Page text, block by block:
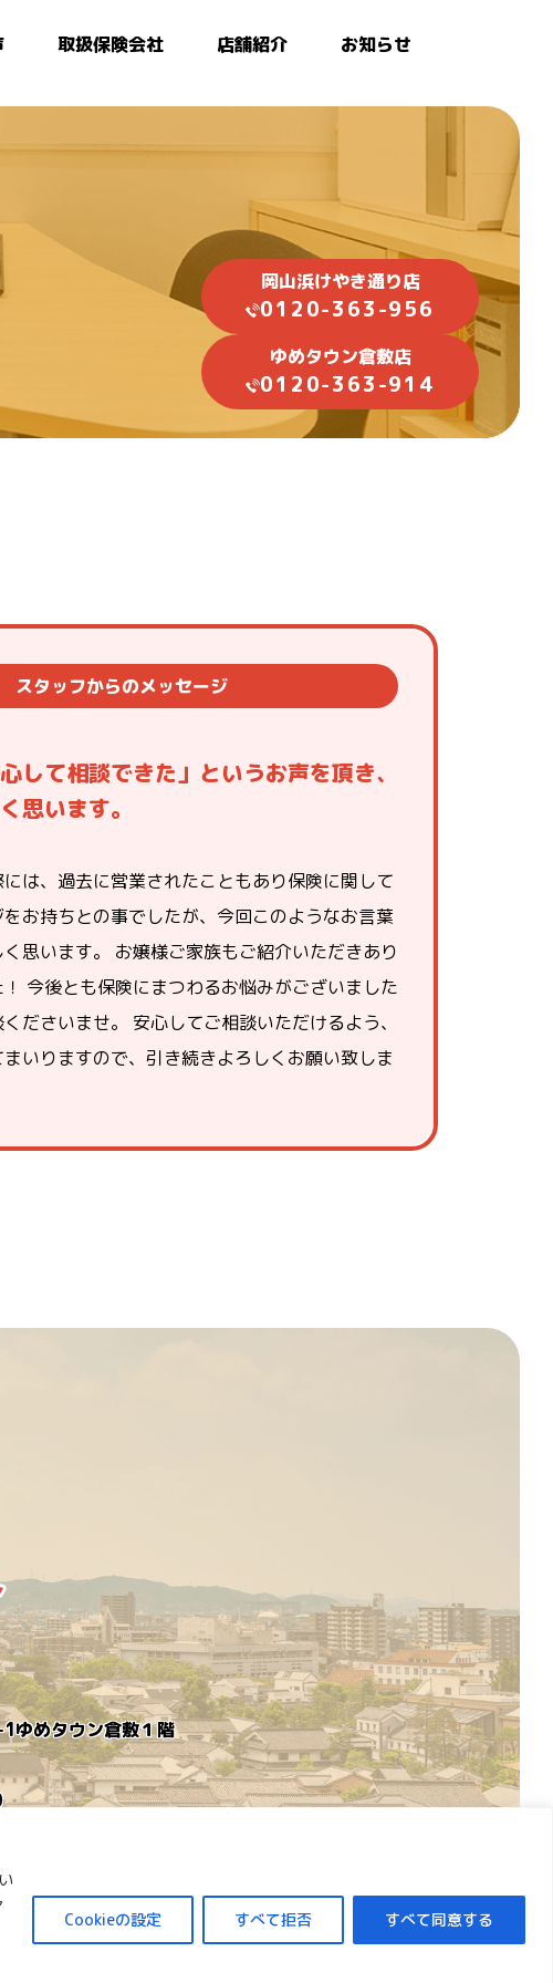
Cookieの設定 すべて拒否 すべて同意する
取扱保険会社 店舗紹介 お知らせ
岡山浜けやき通り店
0120-363-956
ゆめタウン倉敷店
0120-363-914
スタッフからのメッセージ
心して相談できた」というお声を頂き、
思います。
は、過去に営業されたこともあり保険に関して
お持ちとの事でしたが、今回このようなお言葉
思います。 お嬢様ご家族もご紹介いただきあり
今後とも保険にまつわるお悩みがございました
ださいませ。 安心してご相談いただけるよう、
いりますので、引き続きよろしくお願い致しま
ゆめタウン倉敷１階